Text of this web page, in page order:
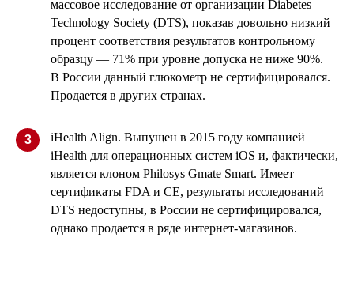
массовое исследование от организации Diabetes
Technology Society (DTS), показав довольно низкий
процент соответствия результатов контрольному
образцу — 71% при уровне допуска не ниже 90%.
В России данный глюкометр не сертифицировался.
Продается в других странах.
3
iHealth Align. Выпущен в 2015 году компанией
iHealth для операционных систем iOS и, фактически,
является клоном Philosys Gmate Smart. Имеет
сертификаты FDA и CE, результаты исследований
DTS недоступны, в России не сертифицировался,
однако продается в ряде интернет-магазинов.